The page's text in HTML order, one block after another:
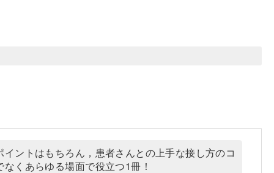
ントはもちろん，患者さんとの上手な接し方のコ
くあらゆる場面で役立つ1冊！